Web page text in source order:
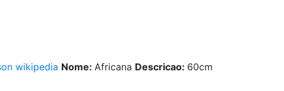
wikipedia Nome: Africana Descricao: 60cm